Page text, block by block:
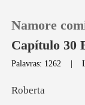
Namore
Capítulo 30
Palavras: 1262 |
be